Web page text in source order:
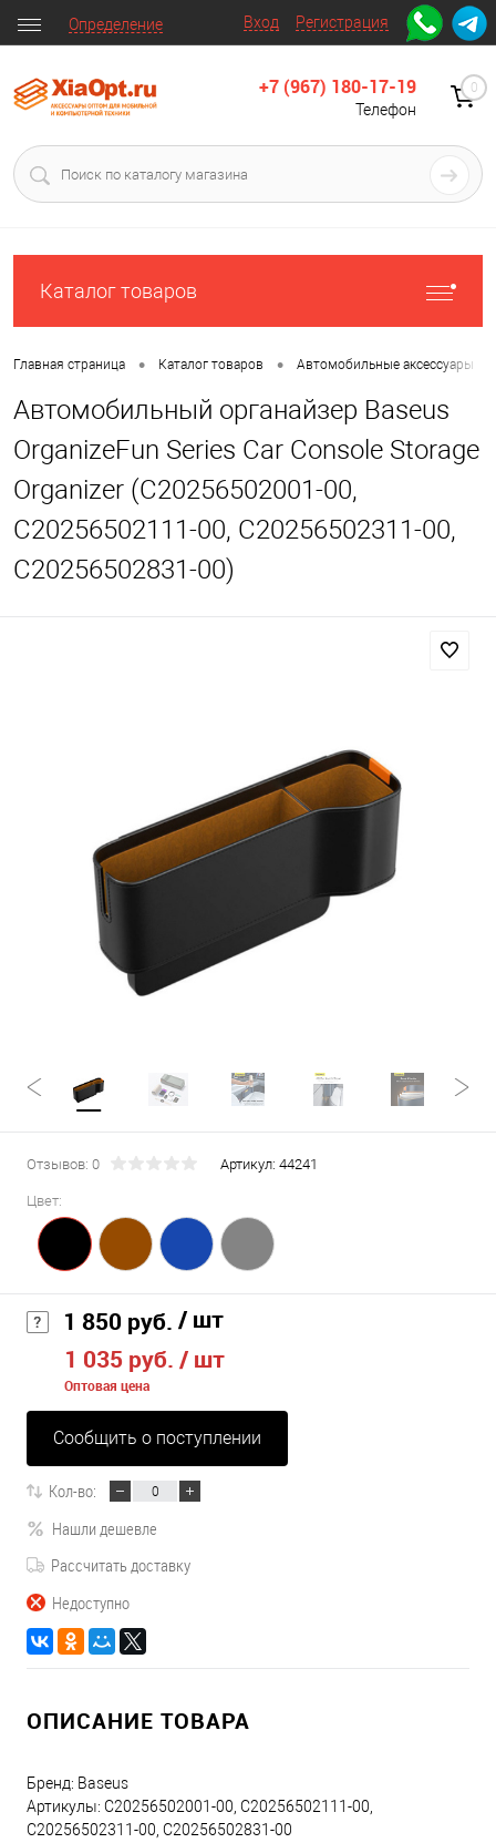
Вход Регистрация
Определение
+7 (967) 180-17-19
Телефон
0
Каталог товаров
Главная страница • Каталог товаров • Автомобильные аксессуары
Автомобильный органайзер Baseus
OrganizeFun Series Car Console Storage
Organizer (C20256502001-00,
C20256502111-00, C20256502311-00,
C20256502831-00)
Отзывов: 0 Артикул: 44241
Цвет:
1 850 руб. / шт
1 035 руб. / шт
Оптовая цена
Сообщить о поступлении
Кол-во:
Нашли дешевле
Рассчитать доставку
Недоступно
ОПИСАНИЕ ТОВАРА
Бренд: Baseus
Артикулы: C20256502001-00, C20256502111-00,
C20256502311-00, C20256502831-00